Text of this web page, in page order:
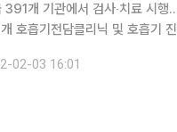
개 기관에서 검사‧치료 시행…신속항
호흡기전담클리닉 및 호흡기
클리닉 및 호흡기 진료 지정 의
02-03 16:01